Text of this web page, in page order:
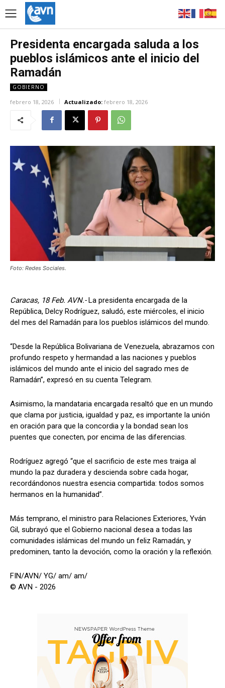
Presidenta encargada saluda a los
pueblos islámicos ante el inicio del
Ramadán
GOBIERNO
febrero 18, 2026 Actualizado: febrero 18, 2026
Foto: Redes Sociales.
Caracas, 18 Feb. AVN.- La presidenta encargada de la
República, Delcy Rodríguez, saludó, este miércoles, el inicio
del mes del Ramadán para los pueblos islámicos del mundo.
“Desde la República Bolivariana de Venezuela, abrazamos con
profundo respeto y hermandad a las naciones y pueblos
islámicos del mundo ante el inicio del sagrado mes de
Ramadán”, expresó en su cuenta Telegram.
Asimismo, la mandataria encargada resaltó que en un mundo
que clama por justicia, igualdad y paz, es importante la unión
en oración para que la concordia y la bondad sean los
puentes que conecten, por encima de las diferencias.
Rodríguez agregó “que el sacrificio de este mes traiga al
mundo la paz duradera y descienda sobre cada hogar,
recordándonos nuestra esencia compartida: todos somos
hermanos en la humanidad”.
Más temprano, el ministro para Relaciones Exteriores, Yván
Gil, subrayó que el Gobierno nacional desea a todas las
comunidades islámicas del mundo un feliz Ramadán, y
predominen, tanto la devoción, como la oración y la reflexión.
FIN/AVN/ YG/ am/ am/
© AVN - 2026